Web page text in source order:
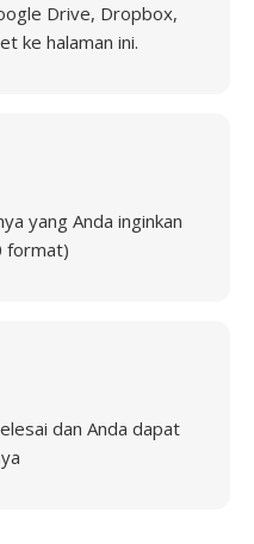
Drive, Dropbox,
ke halaman ini.
yang Anda inginkan
format)
dan Anda dapat